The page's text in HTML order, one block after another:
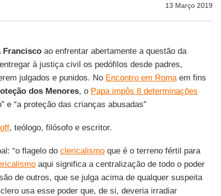
13 Março 2019
Franciscoao enfrentar abertamente a questão da
à justiça civil os pedófilos desde padres,
julgados e punidos. No Encontro em Romaem fins
dos Menores, o Papa impôs 8 determinações
e “a proteção das crianças abusadas”
, teólogo, filósofo e escritor.
“o flagelo do clericalismoque é o terreno fértil para
aqui significa a centralização de todo o poder
de outros, que se julga acima de qualquer suspeita
usa esse poder que, de si, deveria irradiar